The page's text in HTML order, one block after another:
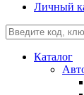
Личный
Каталог